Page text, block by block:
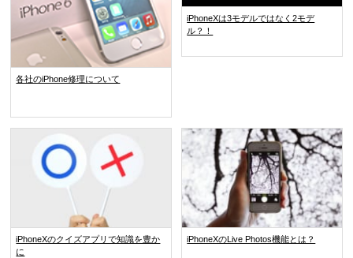
各社のiPhone修理について
iPhoneXは3モデルではなく2モデ
ル？！
iPhoneXのクイズアプリで知識を豊か
に
iPhoneXのLive Photos機能とは？